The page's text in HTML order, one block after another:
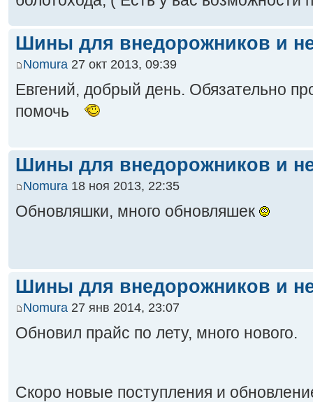
Шины для внедорожников и
Nomura 27 окт 2013, 09:39
Евгений, добрый день. Обязательно
помочь
Шины для внедорожников и
Nomura 18 ноя 2013, 22:35
Обновляшки, много обновляшек
Шины для внедорожников и
Nomura 27 янв 2014, 23:07
Обновил прайс по лету, много нового.
Скоро новые поступления и